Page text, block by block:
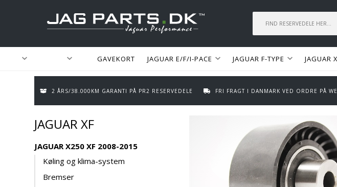
GAVEKORT JAGUAR E/F/I-PACE JAGUAR F-TYPE JAGUAR
2 ÅRS/38.000KM GARANTI PÅ PR2 RESERVEDELE FRI FRAGT I DANMARK VED ORDRE PÅ
JAGUAR XF
JAGUAR X250 XF 2008-2015
Køling og klima-system
Bremser